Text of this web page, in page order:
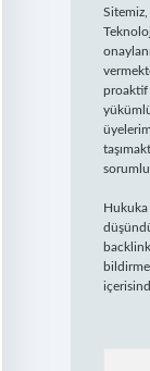
Sitemiz,
proaktif
Hukuka